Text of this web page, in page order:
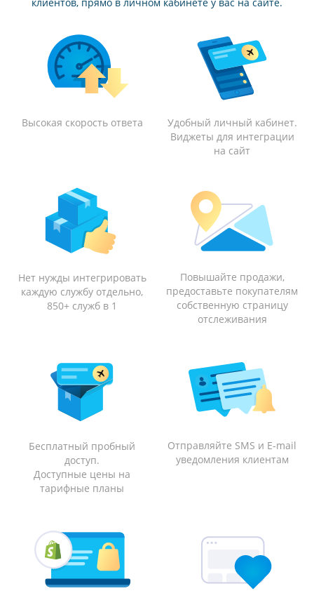
Высокая скорость ответа
Удобный личный кабинет.
Виджеты для интеграции
на сайт
Нет нужды интегрировать
каждую службу отдельно,
850+ служб в 1
Повышайте продажи,
предоставьте покупателям
собственную страницу
отслеживания
Бесплатный пробный
доступ.
Доступные цены на
тарифные планы
Отправляйте SMS и E-mail
уведомления клиентам